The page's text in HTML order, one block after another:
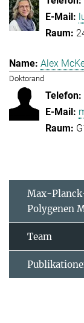
Alex
Doktorand
Max-
Polygenen
Team